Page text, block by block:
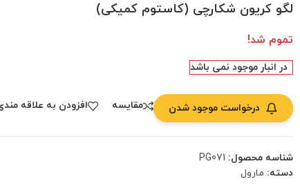
لگو کریون شکارچی (کاستوم کمیکی)
تموم شد!
در انبار موجود نمی باشد
درخواست موجود شدن مقایسه افزودن به علاقه
شناسه محصول: PG071
دسته: مارول